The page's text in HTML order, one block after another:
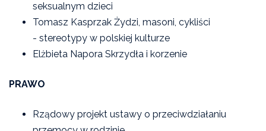
seksualnym dzieci
Tomasz Kasprzak Żydzi, masoni, cykliści
- stereotypy w polskiej kulturze
Elżbieta Napora Skrzydła i korzenie
PRAWO
Rządowy projekt ustawy o przeciwdziałaniu